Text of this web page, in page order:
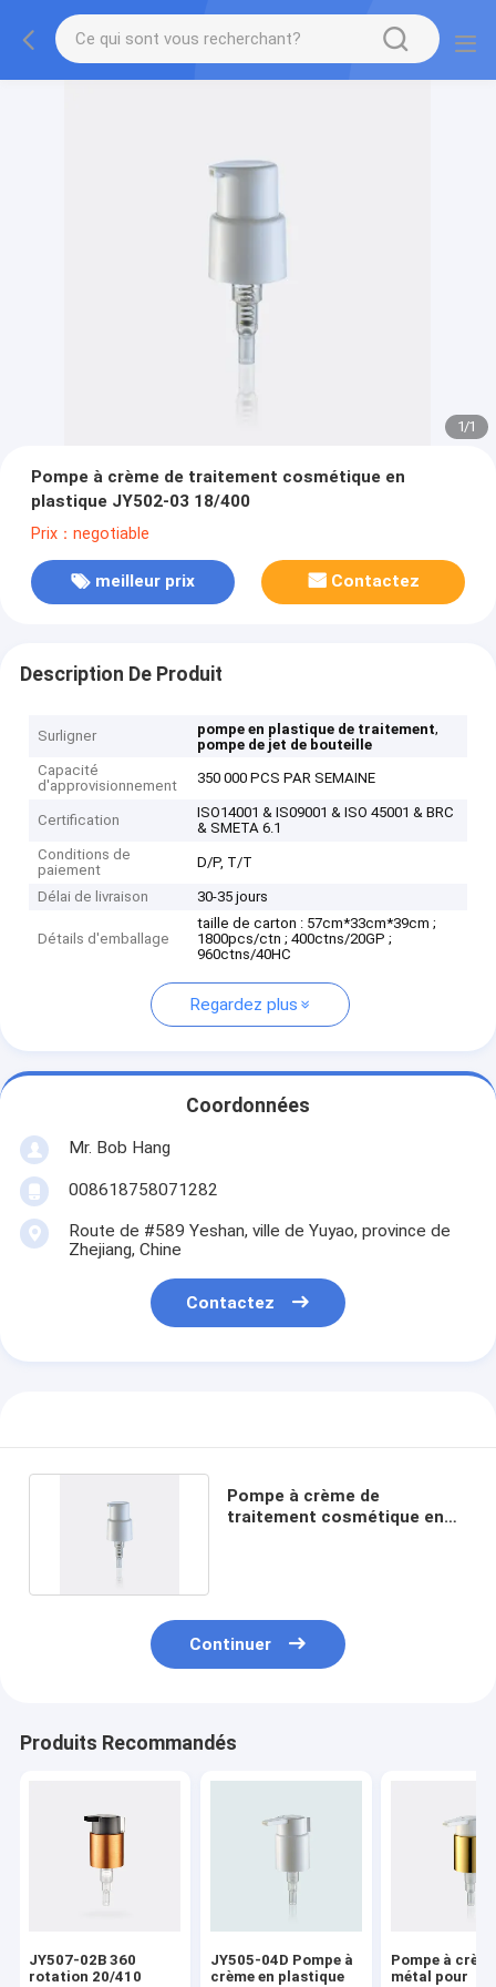
1/1
Pompe à crème de traitement cosmétique en
plastique JY502-03 18/400
Prix：negotiable
meilleur prix Contactez
Description De Produit
Surligner pompe en plastique de traitement,
pompe de jet de bouteille
Capacité
d'approvisionnement
350 000 PCS PAR SEMAINE
Certification
ISO14001 & IS09001 & ISO 45001 & BRC
& SMETA 6.1
Conditions de
paiement
D/P, T/T
Délai de livraison 30-35 jours
Détails d'emballage
taille de carton : 57cm*33cm*39cm ;
1800pcs/ctn ; 400ctns/20GP ;
960ctns/40HC
Regardez plus
Coordonnées
Mr. Bob Hang
008618758071282
Route de #589 Yeshan, ville de Yuyao, province de
Zhejiang, Chine
Contactez
Pompe à crème de
traitement cosmétique en
Continuer
Produits Recommandés
JY507-02B 360
rotation 20/410
JY505-04D Pompe à
crème en plastique
Pompe à
métal pour